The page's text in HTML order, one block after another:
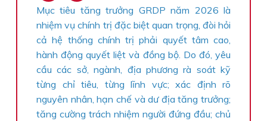
Mục tiêu tăng trưởng GRDP năm 2026 là
nhiệm vụ chính trị đặc biệt quan trọng, đòi hỏi
cả hệ thống chính trị phải quyết tâm cao,
hành động quyết liệt và đồng bộ. Do đó, yêu
cầu các sở, ngành, địa phương rà soát kỹ
từng chỉ tiêu, từng lĩnh vực; xác định rõ
nguyên nhân, hạn chế và dư địa tăng trưởng;
tăng cường trách nhiệm người đứng đầu; chủ